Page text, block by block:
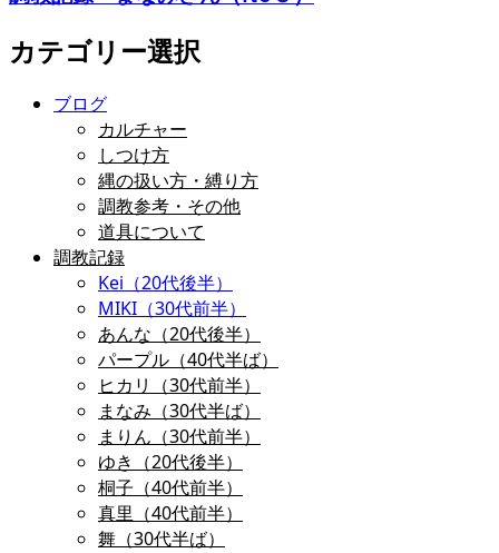
カテゴリー選択
ブログ
カルチャー
しつけ方
縄の扱い方・縛り方
調教参考・その他
道具について
調教記録
Kei（20代後半）
MIKI（30代前半）
あんな（20代後半）
パープル（40代半ば）
ヒカリ（30代前半）
まなみ（30代半ば）
まりん（30代前半）
ゆき（20代後半）
桐子（40代前半）
真里（40代前半）
舞（30代半ば）